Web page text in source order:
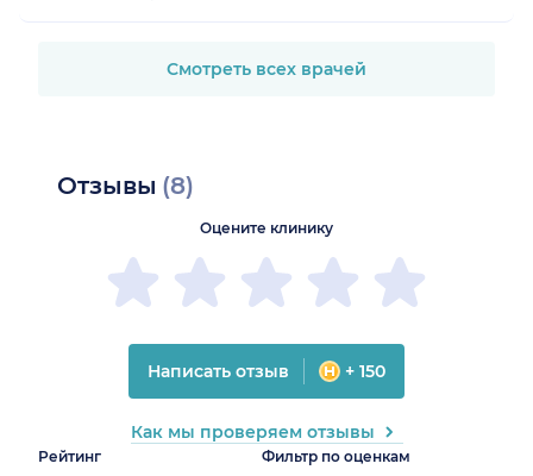
Смотреть всех врачей
Отзывы (8)
Рейтинг Фильтр по оценкам
Оцените клинику
Написать отзыв + 150
Как мы проверяем отзывы